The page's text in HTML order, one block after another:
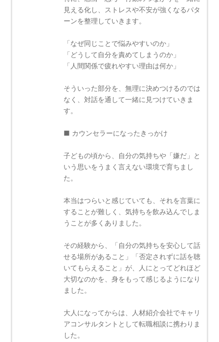
見える化し、ストレスや不安が強くなるパタ
ーンを整理していきます。
「なぜ同じことで悩みやすいのか」
「どうして自分を責めてしまうのか」
「人間関係で疲れやすい理由は何か」
そういった部分を、無理に決めつけるのでは
なく、対話を通して一緒に見つけていきま
す。
■ カウンセラーになったきっかけ
子どもの頃から、自分の気持ちや「嫌だ」と
いう思いをうまく言えない環境で育ちまし
た。
本当はつらいと感じていても、それを言葉に
することが難しく、気持ちを飲み込んでしま
うことが多くありました。
その経験から、「自分の気持ちを安心して話
せる場所があること」「否定されずに話を聴
いてもらえること」が、人にとってどれほど
大切なのかを、身をもって感じるようになり
ました。
大人になってからは、人材紹介会社でキャリ
アコンサルタントとして転職相談に携わりま
した。